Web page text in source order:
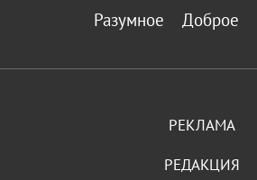
Разумное Доброе
РЕКЛАМА
РЕДАКЦИЯ